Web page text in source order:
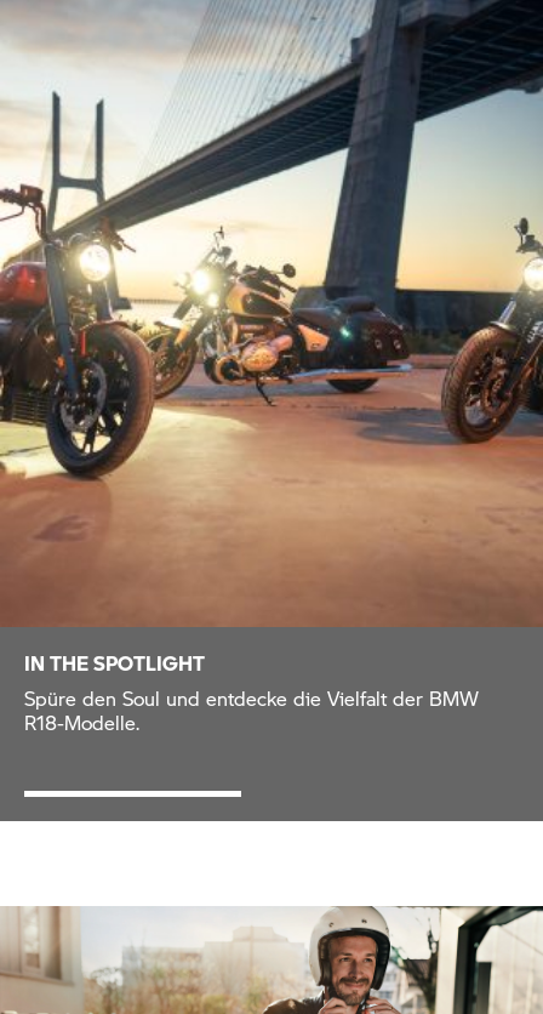
IN THE SPOTLIGHT
Spüre den Soul und entdecke die Vielfalt der BMW
R18-Modelle.